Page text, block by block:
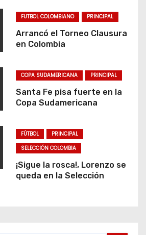
FUTBOL COLOMBIANO PRINCIPAL
Arrancó el Torneo Clausura
en Colombia
COPA SUDAMERICANA PRINCIPAL
Santa Fe pisa fuerte en la
Copa Sudamericana
FÚTBOL
PRINCIPAL
SELECCIÓN COLOMBIA
¡Sigue la rosca!, Lorenzo se
queda en la Selección